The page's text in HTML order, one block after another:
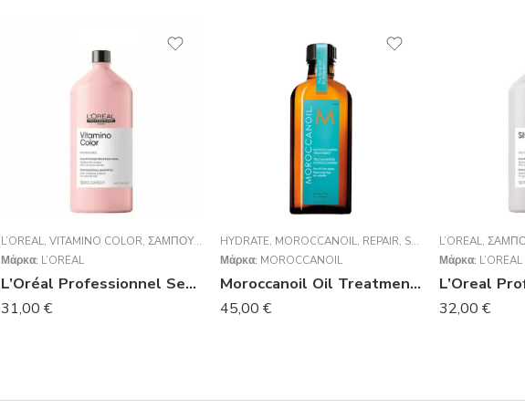
L’ORÉAL, VITAMINO COLOR, ΣΑΜΠΟΥΆΝ
Μάρκα: L’ORÉAL
L’Oréal Professionnel Serie Expert Vitamino Color Shampoo 1500ml
31,00 €
HYDRATE, MOROCCANOIL, REPAIR, STYLING ,VOLUME,
Μάρκα: MOROCCANOIL
Moroccanoil Oil Treatment (για όλους τους τύπους μαλλιών) 100ml
45,00 €
L’ORÉAL,
Μάρκα: L’ORÉAL
32,00 €